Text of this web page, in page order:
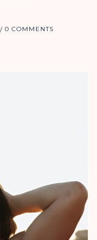
0 COMMENTS